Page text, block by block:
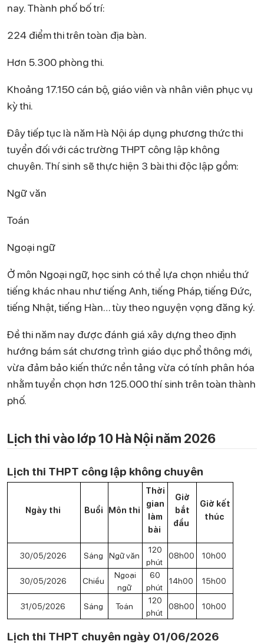
nay. Thành phố bố trí:
224 điểm thi trên toàn địa bàn.
Hơn 5.300 phòng thi.
Khoảng 17.150 cán bộ, giáo viên và nhân viên phục vụ
kỳ thi.
Đây tiếp tục là năm Hà Nội áp dụng phương thức thi
tuyển đối với các trường THPT công lập không
chuyên. Thí sinh sẽ thực hiện 3 bài thi độc lập gồm:
Ngữ văn
Toán
Ngoại ngữ
Ở môn Ngoại ngữ, học sinh có thể lựa chọn nhiều thứ
tiếng khác nhau như tiếng Anh, tiếng Pháp, tiếng Đức,
tiếng Nhật, tiếng Hàn… tùy theo nguyện vọng đăng ký.
Đề thi năm nay được đánh giá xây dựng theo định
hướng bám sát chương trình giáo dục phổ thông mới,
vừa đảm bảo kiến thức nền tảng vừa có tính phân hóa
nhằm tuyển chọn hơn 125.000 thí sinh trên toàn thành
phố.
Lịch thi vào lớp 10 Hà Nội năm 2026
Lịch thi THPT công lập không chuyên
Ngày thi Buổi Môn thi
Thời
gian
làm
bài
Giờ
bắt
đầu
Giờ kết
thúc
30/05/2026 Sáng Ngữ văn
120
phút
08h00 10h00
30/05/2026 Chiều
Ngoại
ngữ
60
phút
14h00 15h00
31/05/2026 Sáng Toán
120
phút
08h00 10h00
Lịch thi THPT chuyên ngày 01/06/2026